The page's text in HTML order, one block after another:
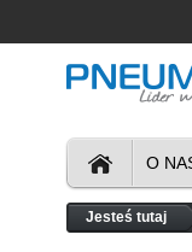
O
Jesteś tutaj